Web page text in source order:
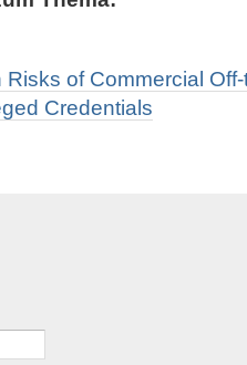
of Commercial
Credentials